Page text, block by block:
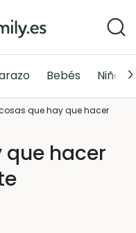
Bebés Niños
que hay que hacer
que hacer